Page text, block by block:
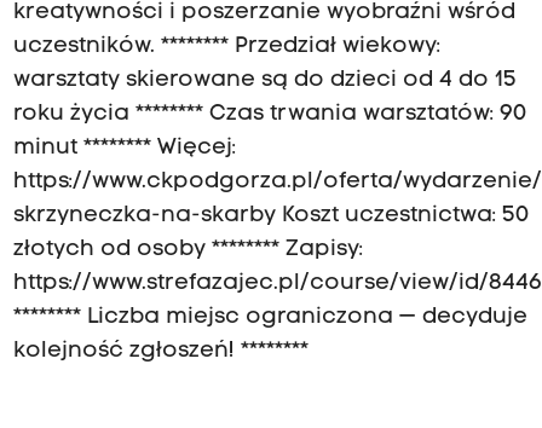
kreatywności i poszerzanie wyobraźni wśród
uczestników. ******** Przedział wiekowy:
warsztaty skierowane są do dzieci od 4 do 15
roku życia ******** Czas trwania warsztatów: 90
minut ******** Więcej:
https://www.ckpodgorza.pl/oferta/
skrzyneczka-na-skarby Koszt uczestnictwa: 50
złotych od osoby ******** Zapisy:
https://www.strefazajec.pl/course/view/id/
******** Liczba miejsc ograniczona — decyduje
kolejność zgłoszeń! ********